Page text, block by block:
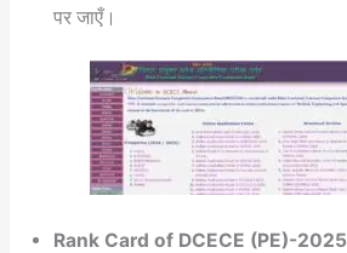
पर जाएँ।
Rank Card of DCECE (PE)-2025